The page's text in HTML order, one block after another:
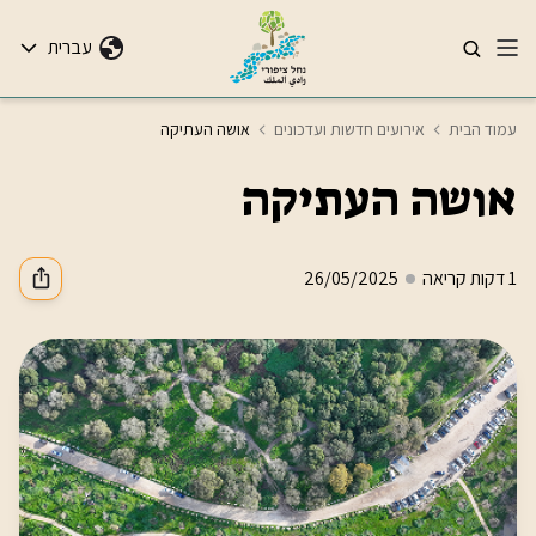
עברית
עמוד הבית אירועים חדשות ועדכונים אושה העתיקה
אושה העתיקה
1 דקות קריאה 26/05/2025